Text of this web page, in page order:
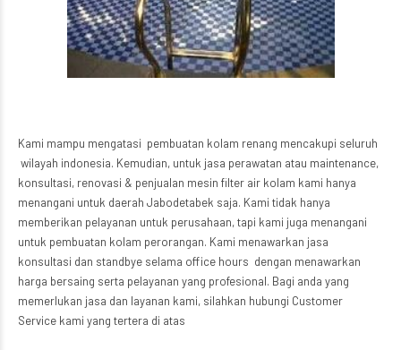
Kami mampu mengatasi pembuatan kolam renang mencakupi seluruh
wilayah indonesia. Kemudian, untuk jasa perawatan atau maintenance,
konsultasi, renovasi & penjualan mesin filter air kolam kami hanya
menangani untuk daerah Jabodetabek saja. Kami tidak hanya
memberikan pelayanan untuk perusahaan, tapi kami juga menangani
untuk pembuatan kolam perorangan. Kami menawarkan jasa
konsultasi dan standbye selama office hours dengan menawarkan
harga bersaing serta pelayanan yang profesional. Bagi anda yang
memerlukan jasa dan layanan kami, silahkan hubungi Customer
Service kami yang tertera di atas